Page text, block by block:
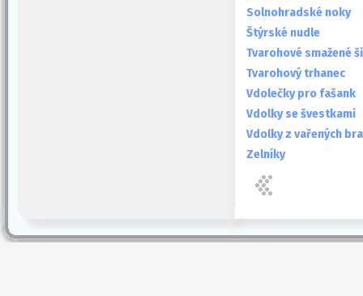
Solnohradské noky
Štýrské nudle
Tvarohové smažené
Tvarohový trhanec
Vdolečky pro fašank
Vdolky se švestkami
Vdolky z vařených
Zelníky